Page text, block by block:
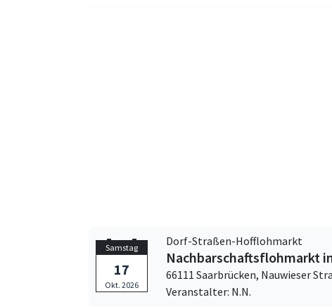
Samstag
17
Okt. 2026
Dorf-Straßen-Hofflohmarkt
Nachbarschaftsflohmarkt
66111 Saarbrücken, Nauwieser
Veranstalter: N.N.